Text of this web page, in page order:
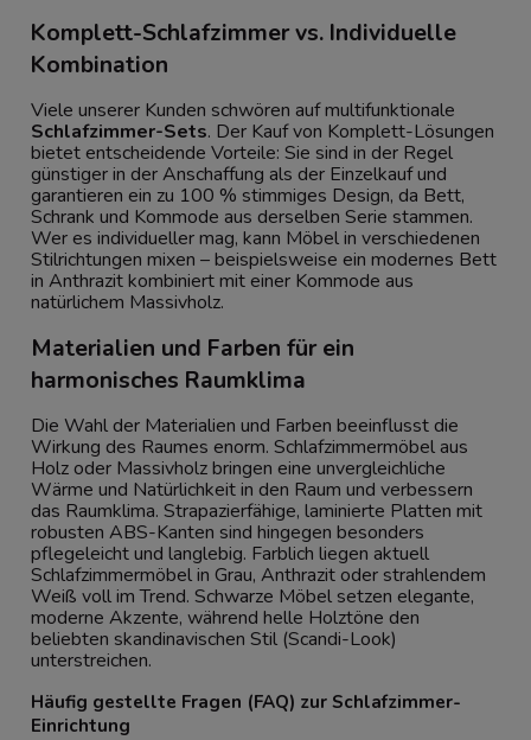
Komplett-Schlafzimmer vs. Individuelle
Kombination
Viele unserer Kunden schwören auf multifunktionale
Schlafzimmer-Sets. Der Kauf von Komplett-Lösungen
bietet entscheidende Vorteile: Sie sind in der Regel
günstiger in der Anschaffung als der Einzelkauf und
garantieren ein zu 100 % stimmiges Design, da Bett,
Schrank und Kommode aus derselben Serie stammen.
Wer es individueller mag, kann Möbel in verschiedenen
Stilrichtungen mixen – beispielsweise ein modernes Bett
in Anthrazit kombiniert mit einer Kommode aus
natürlichem Massivholz.
Materialien und Farben für ein
harmonisches Raumklima
Die Wahl der Materialien und Farben beeinflusst die
Wirkung des Raumes enorm. Schlafzimmermöbel aus
Holz oder Massivholz bringen eine unvergleichliche
Wärme und Natürlichkeit in den Raum und verbessern
das Raumklima. Strapazierfähige, laminierte Platten mit
robusten ABS-Kanten sind hingegen besonders
pflegeleicht und langlebig. Farblich liegen aktuell
Schlafzimmermöbel in Grau, Anthrazit oder strahlendem
Weiß voll im Trend. Schwarze Möbel setzen elegante,
moderne Akzente, während helle Holztöne den
beliebten skandinavischen Stil (Scandi-Look)
unterstreichen.
Häufig gestellte Fragen (FAQ) zur Schlafzimmer-
Einrichtung